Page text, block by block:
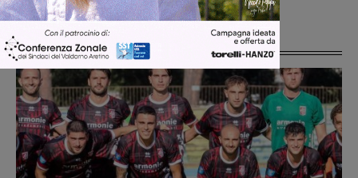
Ultime Notizie